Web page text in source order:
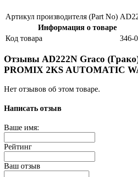
Артикул производителя (Part No)
Информация о товаре
Код товара
346-
Отзывы AD222N Graco
PROMIX 2KS AUTOMATIC
Нет отзывов об этом товаре.
Написать отзыв
Ваше имя:
Рейтинг
Ваш отзыв